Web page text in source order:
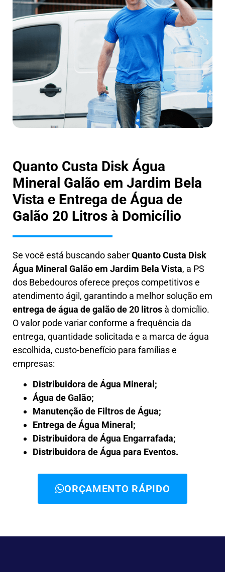
Quanto Custa Disk Água
Mineral Galão em Jardim Bela
Vista e Entrega de Água de
Galão 20 Litros à Domicílio
Se você está buscando saberQuanto Custa Disk
Água Mineral Galãoem Jardim Bela Vista, a PS
dos Bebedouros oferece preços competitivos e
atendimento ágil, garantindo a melhor solução em
entrega de água de galão de 20 litros à domicílio.
O valor pode variar conforme a frequência da
entrega, quantidade solicitada e a marca de água
escolhida, custo-benefício para famílias e
empresas:
Distribuidora de Água Mineral;
Água de Galão;
Manutenção de Filtros de Água;
Entrega de Água Mineral;
Distribuidora de Água Engarrafada;
Distribuidora de Água para Eventos.
ORÇAMENTO RÁPIDO